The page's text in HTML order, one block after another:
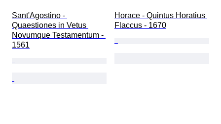
Sant'Agostino -
Quaestiones in Vetus
Novumque Testamentum -
1561
Horace - Quintus Horatius
Flaccus - 1670